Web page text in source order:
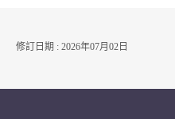
修訂日期 : 2026年07月02日